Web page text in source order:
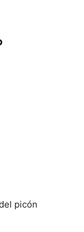
picón